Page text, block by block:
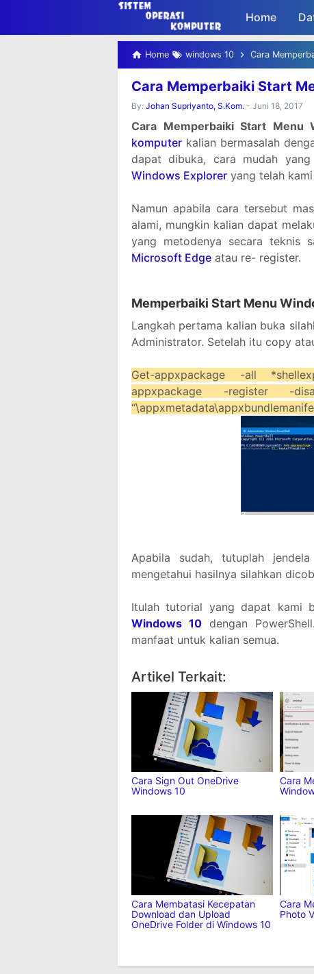
Home
Home windows 10 Cara
Cara Memperbaiki Start
By: Johan Supriyanto, S.Kom. - Juni 18, 2017
Cara Memperbaiki Start Menu
komputer kalian bermasalah
dapat dibuka, cara mudah
Windows Explorer yang telah
Namun apabila cara tersebut
alami, mungkin kalian dapat
yang metodenya secara teknis
Microsoft Edge atau re- register.
Memperbaiki Start Menu
Langkah pertama kalian buka
Administrator. Setelah itu copy
Get-appxpackage -all
appxpackage -register -
Apabila sudah, tutuplah
mengetahui hasilnya silahkan
Itulah tutorial yang dapat kami
Windows 10 dengan
manfaat untuk kalian semua.
Jika suka dengan artikel ini,
Facebook Twitter
Artikel Terkait:
Cara Sign Out OneDrive
Windows 10
Cara